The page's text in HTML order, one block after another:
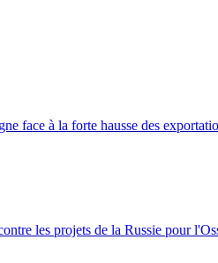
face à la forte hausse des
les projets de la Russie pour